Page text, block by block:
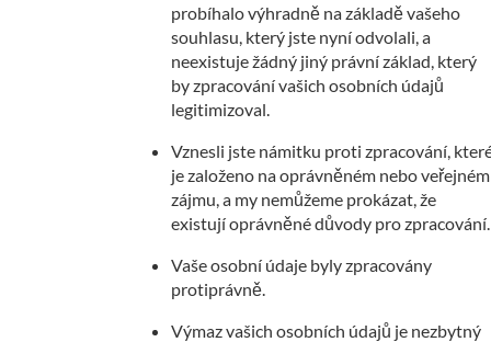
probíhalo výhradně na základě vašeho
souhlasu, který jste nyní odvolali, a
neexistuje žádný jiný právní základ, který
by zpracování vašich osobních údajů
legitimizoval.
Vznesli jste námitku proti zpracování,
je založeno na oprávněném nebo veřejném
zájmu, a my nemůžeme prokázat, že
existují oprávněné důvody pro zpracování.
Vaše osobní údaje byly zpracovány
protiprávně.
Výmaz vašich osobních údajů je nezbytný